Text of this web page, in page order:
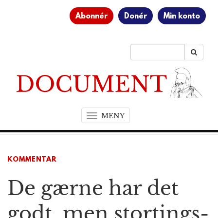
Abonnér Donér Min konto
MENYT
o
a
i
KOMMENTAR
De gærne har det